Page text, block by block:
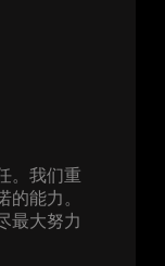
。我们重
的能力。
最大努力